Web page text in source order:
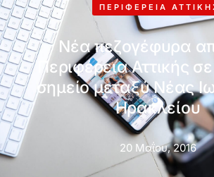
ΠΕΡΙΦΈΡΕΙΑ
Νέα πεζογέφυρα
Περιφέρεια Αττικής
σημείο μεταξύ Νέας
Ηρακλείου
20 Μαΐου, 2016